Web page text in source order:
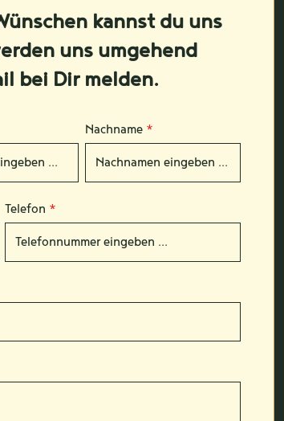
kannst du uns
uns umgehend
bei Dir melden.
Nachname *
Telefon *